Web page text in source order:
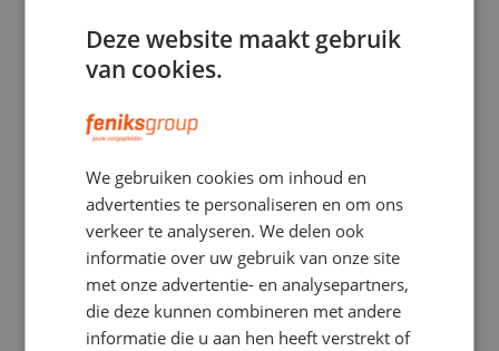
Stuwband versus tourniquet: een verwarrend
verschil met mogelijk ernstige gevolgen
Deze website maakt gebruik
van cookies.
We gebruiken cookies om inhoud en
advertenties te personaliseren en om ons
verkeer te analyseren. We delen ook
informatie over uw gebruik van onze site
met onze advertentie- en analysepartners,
die deze kunnen combineren met andere
informatie die u aan hen heeft verstrekt of